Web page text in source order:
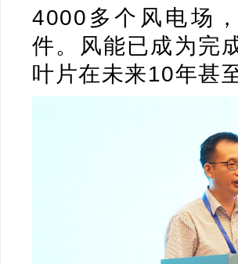
4000多个风电场
件。风能已成为完
叶片在未来10年甚